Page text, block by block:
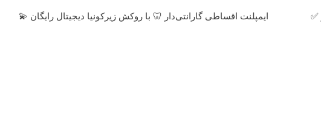
ایمپلنت اقساطی گارانتی‌دار 🦷 با روکش زیرکونیا دیجیتال رایگان 💫